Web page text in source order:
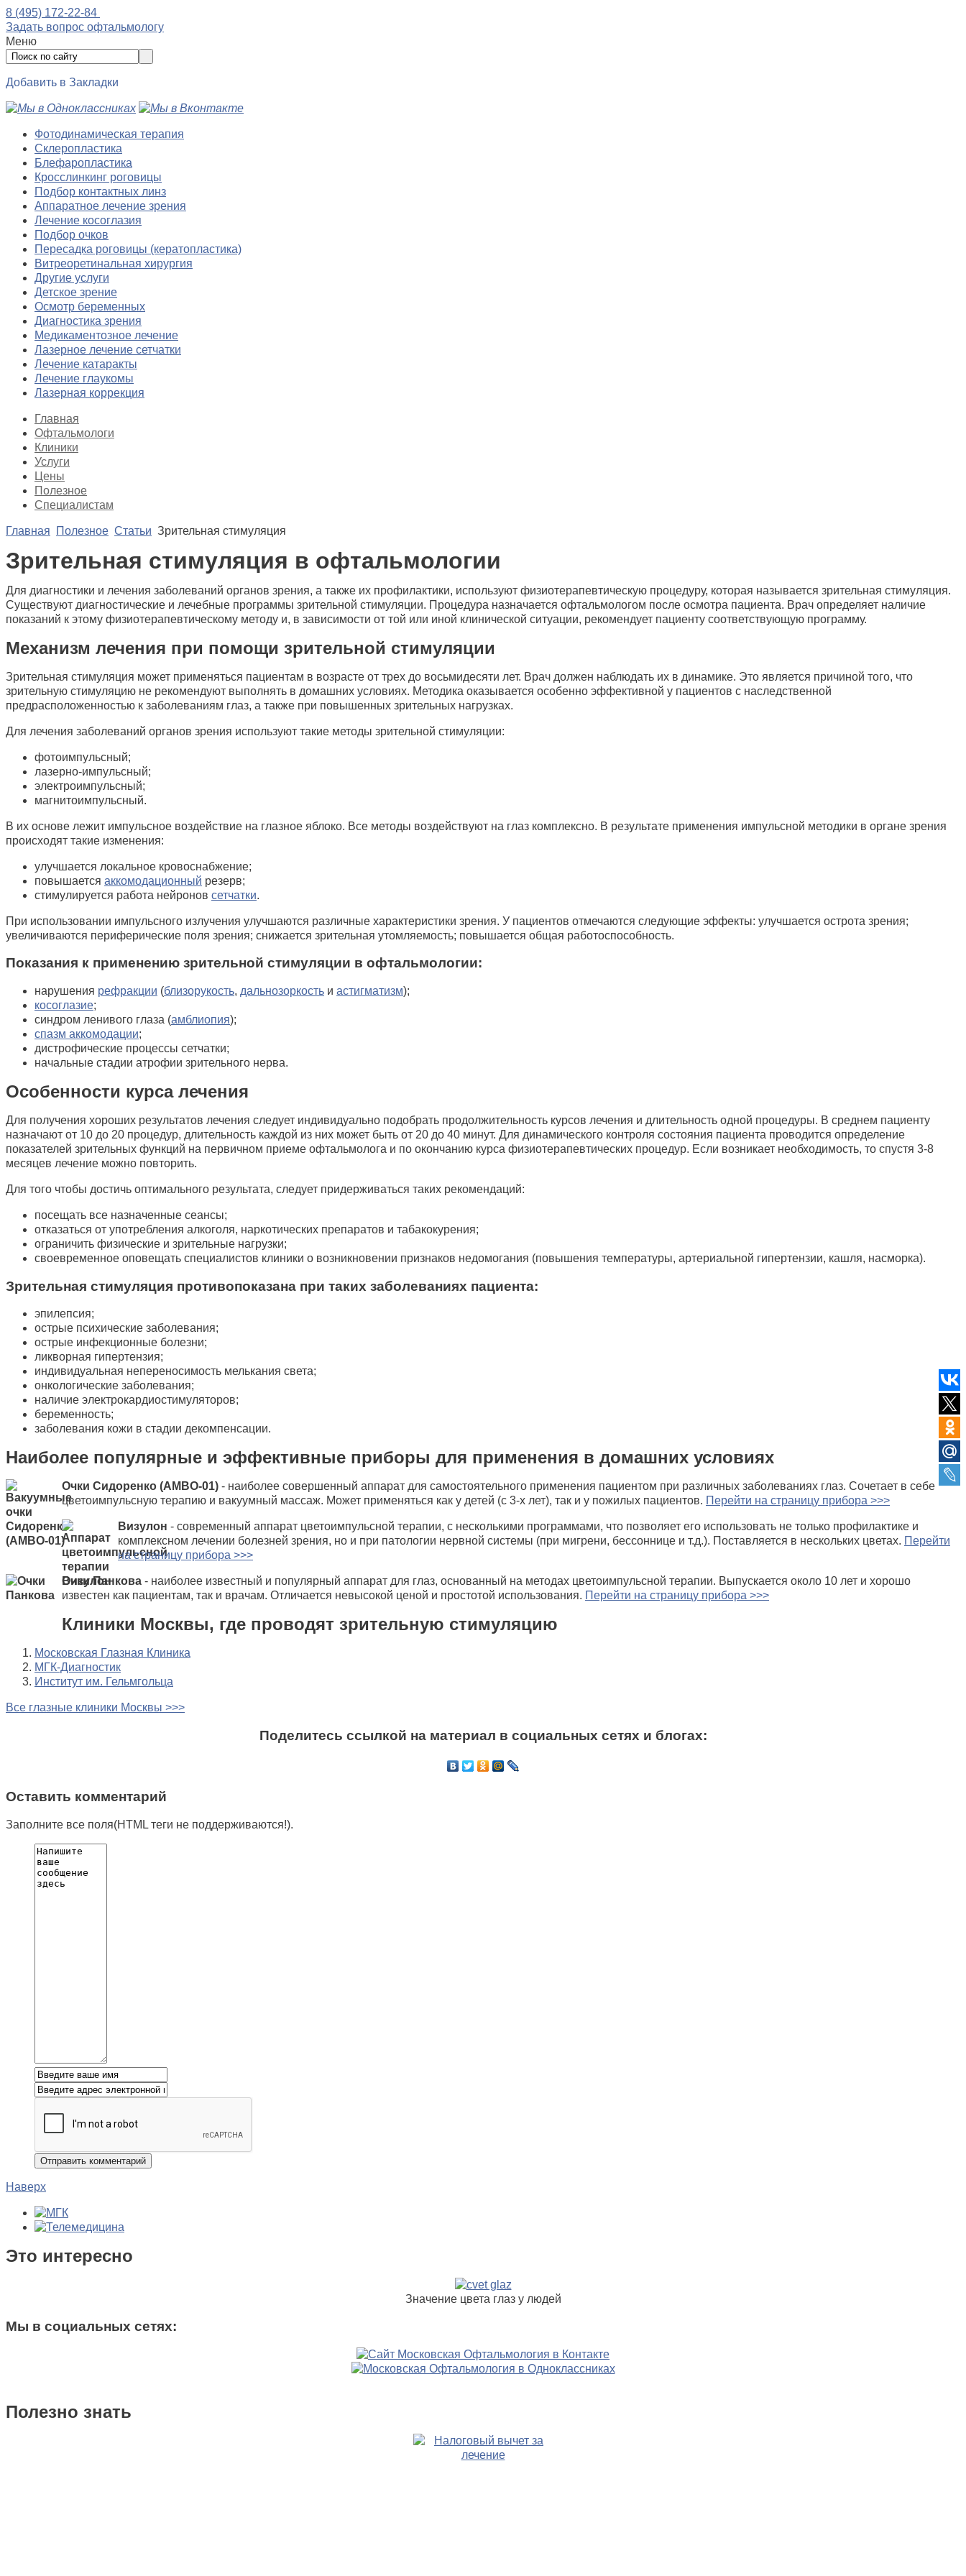
8 (495) 172-22-84
Задать вопрос офтальмологу
Меню
Добавить в Закладки
Фотодинамическая терапия
Склеропластика
Блефаропластика
Кросслинкинг роговицы
Подбор контактных линз
Аппаратное лечение зрения
Лечение косоглазия
Подбор очков
Пересадка роговицы (кератопластика)
Витреоретинальная хирургия
Другие услуги
Детское зрение
Осмотр беременных
Диагностика зрения
Медикаментозное лечение
Лазерное лечение сетчатки
Лечение катаракты
Лечение глаукомы
Лазерная коррекция
Главная
Офтальмологи
Клиники
Услуги
Цены
Полезное
Специалистам
Главная Полезное Статьи Зрительная стимуляция
Зрительная стимуляция в офтальмологии
Для диагностики и лечения заболеваний органов зрения, а также их профилактики, используют физиотерапевтическую процедуру, которая называется зрительная стимуляция.
Существуют диагностические и лечебные программы зрительной стимуляции. Процедура назначается офтальмологом после осмотра пациента. Врач определяет наличие
показаний к этому физиотерапевтическому методу и, в зависимости от той или иной клинической ситуации, рекомендует пациенту соответствующую программу.
Механизм лечения при помощи зрительной стимуляции
Зрительная стимуляция может применяться пациентам в возрасте от трех до восьмидесяти лет. Врач должен наблюдать их в динамике. Это является причиной того, что
зрительную стимуляцию не рекомендуют выполнять в домашних условиях. Методика оказывается особенно эффективной у пациентов с наследственной
предрасположенностью к заболеваниям глаз, а также при повышенных зрительных нагрузках.
Для лечения заболеваний органов зрения используют такие методы зрительной стимуляции:
фотоимпульсный;
лазерно-импульсный;
электроимпульсный;
магнитоимпульсный.
В их основе лежит импульсное воздействие на глазное яблоко. Все методы воздействуют на глаз комплексно. В результате применения импульсной методики в органе зрения
происходят такие изменения:
улучшается локальное кровоснабжение;
повышается аккомодационный резерв;
стимулируется работа нейронов сетчатки.
При использовании импульсного излучения улучшаются различные характеристики зрения. У пациентов отмечаются следующие эффекты: улучшается острота зрения;
увеличиваются периферические поля зрения; снижается зрительная утомляемость; повышается общая работоспособность.
Показания к применению зрительной стимуляции в офтальмологии:
нарушения рефракции (близорукость, дальнозоркость и астигматизм);
косоглазие;
синдром ленивого глаза (амблиопия);
спазм аккомодации;
дистрофические процессы сетчатки;
начальные стадии атрофии зрительного нерва.
Особенности курса лечения
Для получения хороших результатов лечения следует индивидуально подобрать продолжительность курсов лечения и длительность одной процедуры. В среднем пациенту
назначают от 10 до 20 процедур, длительность каждой из них может быть от 20 до 40 минут. Для динамического контроля состояния пациента проводится определение
показателей зрительных функций на первичном приеме офтальмолога и по окончанию курса физиотерапевтических процедур. Если возникает необходимость, то спустя 3-8
месяцев лечение можно повторить.
Для того чтобы достичь оптимального результата, следует придерживаться таких рекомендаций:
посещать все назначенные сеансы;
отказаться от употребления алкоголя, наркотических препаратов и табакокурения;
ограничить физические и зрительные нагрузки;
своевременное оповещать специалистов клиники о возникновении признаков недомогания (повышения температуры, артериальной гипертензии, кашля, насморка).
Зрительная стимуляция противопоказана при таких заболеваниях пациента:
эпилепсия;
острые психические заболевания;
острые инфекционные болезни;
ликворная гипертензия;
индивидуальная непереносимость мелькания света;
онкологические заболевания;
наличие электрокардиостимуляторов;
беременность;
заболевания кожи в стадии декомпенсации.
Наиболее популярные и эффективные приборы для применения в домашних условиях
Очки Сидоренко (АМВО-01) - наиболее совершенный аппарат для самостоятельного применения пациентом при различных заболеваниях глаз. Сочетает в себе
цветоимпульсную терапию и вакуумный массаж. Может применяться как у детей (с 3-х лет), так и у пожилых пациентов. Перейти на страницу прибора >>>
Визулон - современный аппарат цветоимпульсной терапии, с несколькими программами, что позволяет его использовать не только профилактике и
комплексном лечении болезней зрения, но и при патологии нервной системы (при мигрени, бессоннице и т.д.). Поставляется в нескольких цветах. Перейти
на страницу прибора >>>
Очки Панкова - наиболее известный и популярный аппарат для глаз, основанный на методах цветоимпульсной терапии. Выпускается около 10 лет и хорошо
известен как пациентам, так и врачам. Отличается невысокой ценой и простотой использования. Перейти на страницу прибора >>>
Клиники Москвы, где проводят зрительную стимуляцию
Московская Глазная Клиника
МГК-Диагностик
Институт им. Гельмгольца
Все глазные клиники Москвы >>>
Поделитесь ссылкой на материал в социальных сетях и блогах:
Оставить комментарий
Заполните все поля(HTML теги не поддерживаются!).
Наверх
Это интересно
Значение цвета глаз у людей
Мы в социальных сетях:
Полезно знать